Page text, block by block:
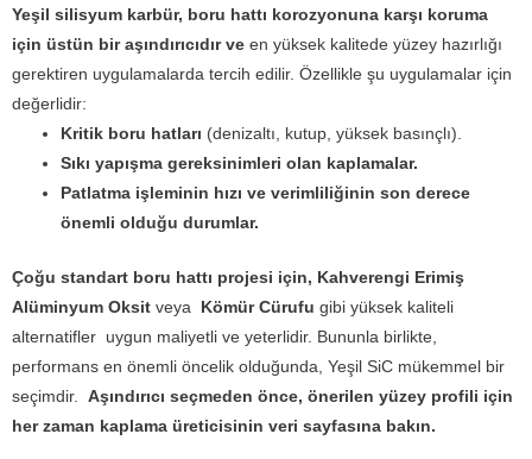
Yeşil silisyum karbür, boru hattı korozyonuna karşı koruma
için üstün bir aşındırıcıdır ve en yüksek kalitede yüzey hazırlığı
gerektiren uygulamalarda tercih edilir. Özellikle şu uygulamalar için
değerlidir:
Kritik boru hatları (denizaltı, kutup, yüksek basınçlı).
Sıkı yapışma gereksinimleri olan kaplamalar.
Patlatma işleminin hızı ve verimliliğinin son derece
önemli olduğu durumlar.
Çoğu standart boru hattı projesi için, Kahverengi Erimiş
Alüminyum Oksit veya Kömür Cürufu gibi yüksek kaliteli
alternatifler uygun maliyetli ve yeterlidir. Bununla birlikte,
performans en önemli öncelik olduğunda, Yeşil SiC mükemmel bir
seçimdir. Aşındırıcı seçmeden önce, önerilen yüzey profili için
her zaman kaplama üreticisinin veri sayfasına bakın.